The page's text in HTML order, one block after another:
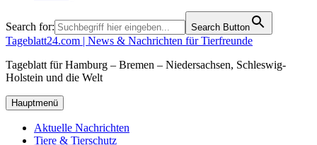
Search for: Search Button
Tageblatt24.com | News & Nachrichten für Tierfreunde
Tageblatt für Hamburg – Bremen – Niedersachsen, Schleswig-
Holstein und die Welt
Hauptmenü
Aktuelle Nachrichten
Tiere & Tierschutz